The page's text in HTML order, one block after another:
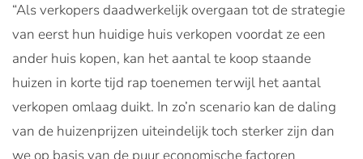
“Als verkopers daadwerkelijk overgaan tot de strategie
van eerst hun huidige huis verkopen voordat ze een
ander huis kopen, kan het aantal te koop staande
huizen in korte tijd rap toenemen terwijl het aantal
verkopen omlaag duikt. In zo’n scenario kan de daling
van de huizenprijzen uiteindelijk toch sterker zijn dan